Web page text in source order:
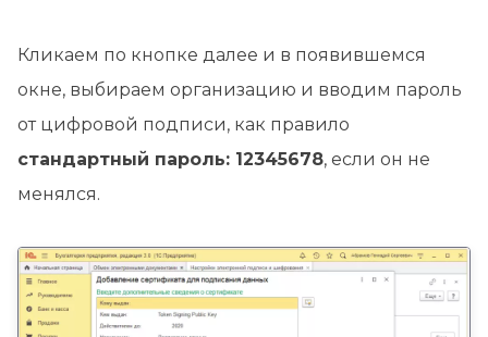
Кликаем по кнопке далее и в появившемся
окне, выбираем организацию и вводим пароль
от цифровой подписи, как правило
стандартный пароль: 12345678, если он не
менялся.